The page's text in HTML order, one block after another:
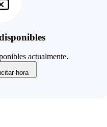
actualmente.
hora